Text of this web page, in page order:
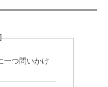
一つ問いかけ